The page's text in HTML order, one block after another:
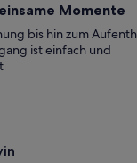
Momente
bis hin zum
ist einfach und